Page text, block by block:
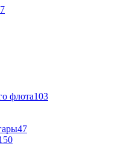
флота103
47